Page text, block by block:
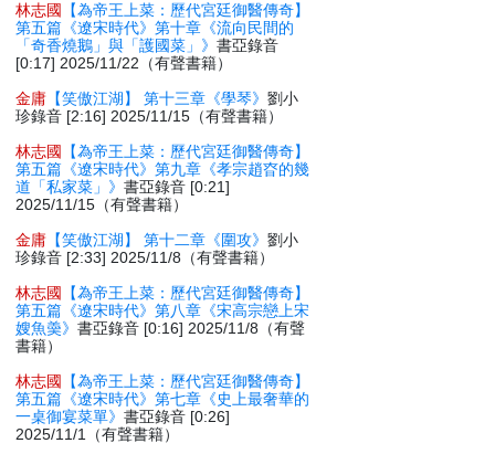
林志國
【為帝王上菜：歷代宮廷御醫傳奇】
第五篇《遼宋時代》第十章《流向民間的
「奇香燒鵝」與「護國菜」》書亞錄音
[0:17] 2025/11/22（有聲書籍）
金庸 【笑傲江湖】 第十三章《學琴》劉小
珍錄音 [2:16] 2025/11/15（有聲書籍）
林志國
【為帝王上菜：歷代宮廷御醫傳奇】
第五篇《遼宋時代》第九章《孝宗趙昚的幾
道「私家菜」》書亞錄音 [0:21]
2025/11/15（有聲書籍）
金庸 【笑傲江湖】 第十二章《圍攻》劉小
珍錄音 [2:33] 2025/11/8（有聲書籍）
林志國
【為帝王上菜：歷代宮廷御醫傳奇】
第五篇《遼宋時代》第八章《宋高宗戀上宋
嫂魚羮》書亞錄音 [0:16] 2025/11/8（有聲
書籍）
林志國
【為帝王上菜：歷代宮廷御醫傳奇】
第五篇《遼宋時代》第七章《史上最奢華的
一桌御宴菜單》書亞錄音 [0:26]
2025/11/1（有聲書籍）